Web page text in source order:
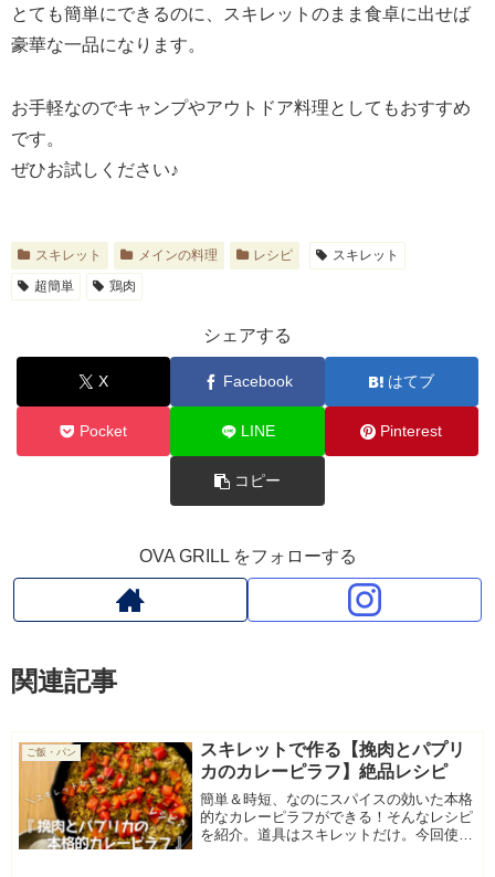
とても簡単にできるのに、スキレットのまま食卓に出せば
豪華な一品になります。
お手軽なのでキャンプやアウトドア料理としてもおすすめ
です。
ぜひお試しください♪
スキレット メインの料理 レシピ
スキレット
超簡単
鶏肉
シェアする
X Facebook はてブ
Pocket LINE Pinterest
コピー
OVA GRILL をフォローする
関連記事
ご飯・パン
スキレットで作る【挽肉とパプリ
カのカレーピラフ】絶品レシピ
簡単＆時短、なのにスパイスの効いた本格
的なカレーピラフができる！そんなレシピ
を紹介。道具はスキレットだけ。今回使っ